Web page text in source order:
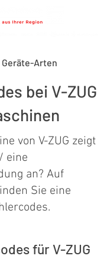
Geräte-Arten
bei V-ZUG
von V-ZUG zeigt
eine
an? Auf
Sie eine
für V-ZUG